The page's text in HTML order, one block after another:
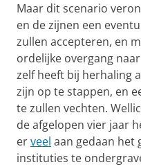
Maar dit scenario
en de zijnen een
zullen accepteren, en
ordelijke overgang
zelf heeft bij herhaling
zijn op te stappen, en
te zullen vechten.
de afgelopen vier jaar
erveel aan gedaan het
instituties te